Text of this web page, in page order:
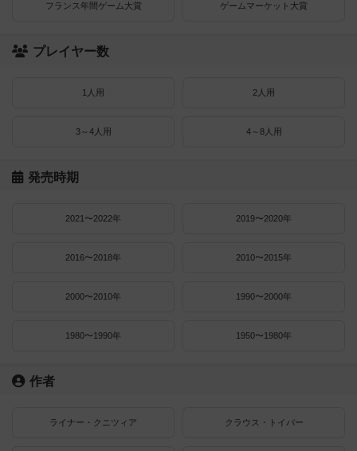
フランス年間ゲーム大賞 ゲームマーケット大賞
プレイヤー数
1人用 2人用
3～4人用 4～8人用
発売時期
2021〜2022年 2019〜2020年
2016〜2018年 2010〜2015年
2000〜2010年 1990〜2000年
1980〜1990年 1950〜1980年
作者
ライナー・クニツィア クラウス・トイバー